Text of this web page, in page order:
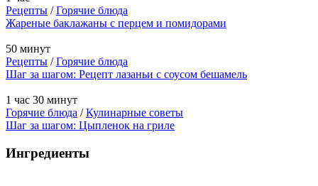
Рецепты /Горячие блюда
Жареные баклажаны с перцем и помидорами
50 минут
Рецепты /Горячие блюда
Шаг за шагом: Рецепт лазаньи с соусом бешамель
1 час 30 минут
Горячие блюда /Кулинарные советы
Шаг за шагом: Цыпленок на гриле
Ингредиенты